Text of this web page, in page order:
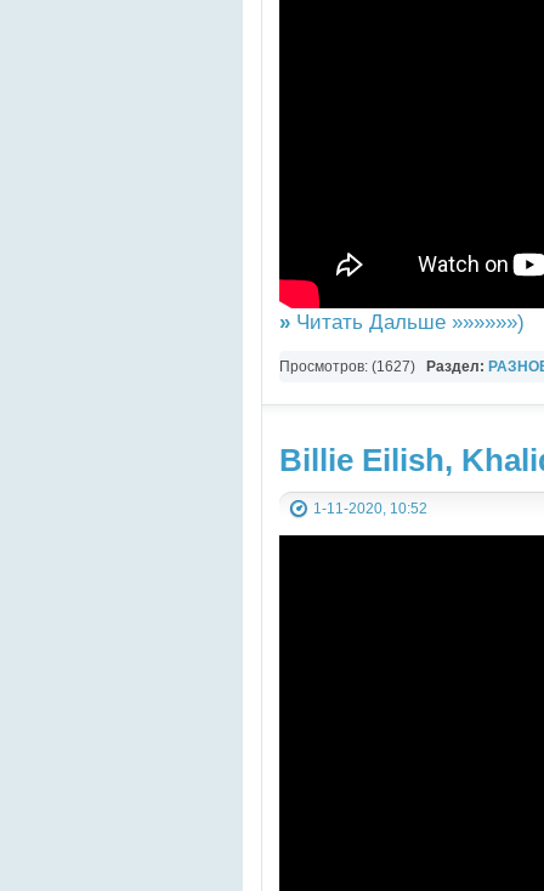
» Читать Дальше »»»»»»)
Просмотров: (1627) Раздел:
Billie Eilish,
1-11-2020, 10:52